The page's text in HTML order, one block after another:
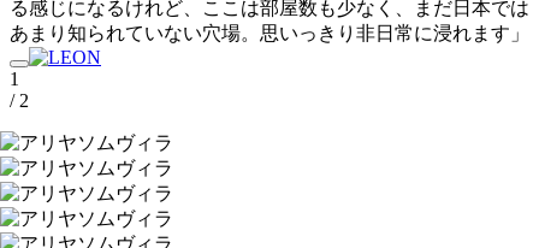
る感じになるけれど、ここは部屋数も少なく、まだ日本では
あまり知られていない穴場。思いっきり非日常に浸れます」
1
/ 2